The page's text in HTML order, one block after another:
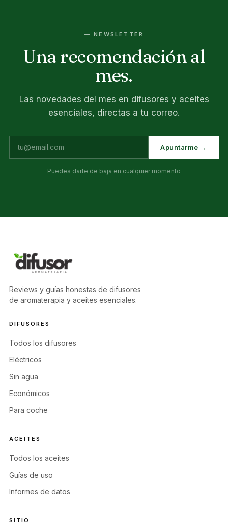
— NEWSLETTER
Una recomendación al
mes.
Las novedades del mes en difusores y aceites
esenciales, directas a tu correo.
Apuntarme →
Puedes darte de baja en cualquier momento
Reviews y guías honestas de difusores
de aromaterapia y aceites esenciales.
DIFUSORES
Todos los difusores
Eléctricos
Sin agua
Económicos
Para coche
ACEITES
Todos los aceites
Guías de uso
Informes de datos
SITIO